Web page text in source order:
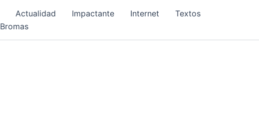
Actualidad Impactante Internet
Textos
Bromas